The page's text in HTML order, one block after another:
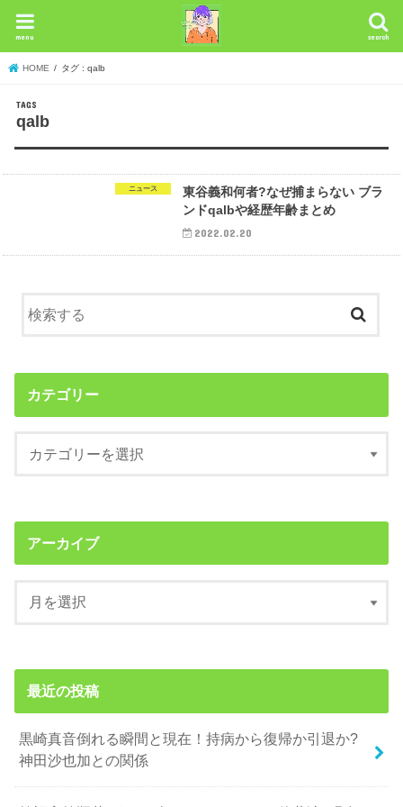
search
menu
HOME タグ : qalb
qalb
ニュース
東谷義和何者?なぜ捕まらない ブラ
ンドqalbや経歴年齢まとめ
2022.02.20
カテゴリー
アーカイブ
最近の投稿
黒崎真音倒れる瞬間と現在！持病から復帰か引退か?
神田沙也加との関係